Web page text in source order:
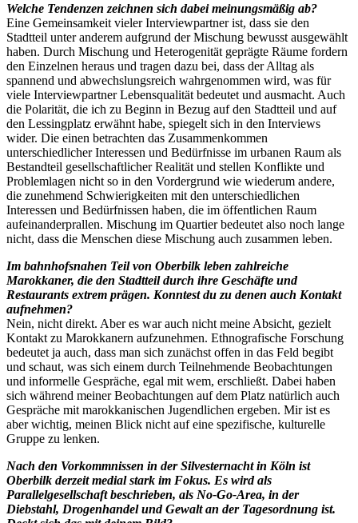
Welche Tendenzen zeichnen sich dabei meinungsmäßig ab?
Eine Gemeinsamkeit vieler Interviewpartner ist, dass sie den
Stadtteil unter anderem aufgrund der Mischung bewusst ausgewählt
haben. Durch Mischung und Heterogenität geprägte Räume fordern
den Einzelnen heraus und tragen dazu bei, dass der Alltag als
spannend und abwechslungsreich wahrgenommen wird, was für
viele Interviewpartner Lebensqualität bedeutet und ausmacht. Auch
die Polarität, die ich zu Beginn in Bezug auf den Stadtteil und auf
den Lessingplatz erwähnt habe, spiegelt sich in den Interviews
wider. Die einen betrachten das Zusammenkommen
unterschiedlicher Interessen und Bedürfnisse im urbanen Raum als
Bestandteil gesellschaftlicher Realität und stellen Konflikte und
Problemlagen nicht so in den Vordergrund wie wiederum andere,
die zunehmend Schwierigkeiten mit den unterschiedlichen
Interessen und Bedürfnissen haben, die im öffentlichen Raum
aufeinanderprallen. Mischung im Quartier bedeutet also noch lange
nicht, dass die Menschen diese Mischung auch zusammen leben.
Im bahnhofsnahen Teil von Oberbilk leben zahlreiche
Marokkaner, die den Stadtteil durch ihre Geschäfte und
Restaurants extrem prägen. Konntest du zu denen auch Kontakt
aufnehmen?
Nein, nicht direkt. Aber es war auch nicht meine Absicht, gezielt
Kontakt zu Marokkanern aufzunehmen. Ethnografische Forschung
bedeutet ja auch, dass man sich zunächst offen in das Feld begibt
und schaut, was sich einem durch Teilnehmende Beobachtungen
und informelle Gespräche, egal mit wem, erschließt. Dabei haben
sich während meiner Beobachtungen auf dem Platz natürlich auch
Gespräche mit marokkanischen Jugendlichen ergeben. Mir ist es
aber wichtig, meinen Blick nicht auf eine spezifische, kulturelle
Gruppe zu lenken.
Nach den Vorkommnissen in der Silvesternacht in Köln ist
Oberbilk derzeit medial stark im Fokus. Es wird als
Parallelgesellschaft beschrieben, als No-Go-Area, in der
Diebstahl, Drogenhandel und Gewalt an der Tagesordnung ist.